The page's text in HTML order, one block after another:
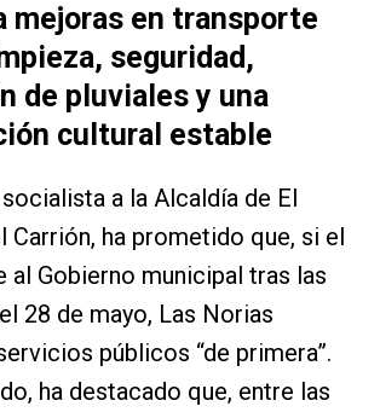
mejoras en transporte
seguridad,
de pluviales y una
cultural estable
a la Alcaldía de El
Carrión, ha prometido que, si el
al Gobierno municipal tras las
28 de mayo, Las Norias
públicos “de primera”.
ha destacado que, entre las